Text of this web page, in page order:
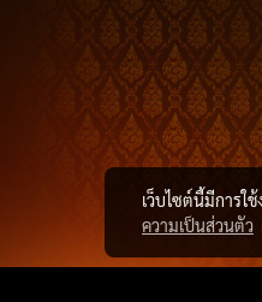
เว็บไซต์นี้มีการใ
ความเป็นส่วนตัว